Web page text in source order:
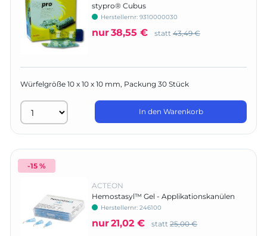
stypro® Cubus
Herstellernr: 9310000030
nur38,55 € statt 43,49 €
Würfelgröße 10 x 10 x 10 mm, Packung 30 Stück
In den Warenkorb
-15 %
ACTEON
Hemostasyl™ Gel - Applikationskanülen
Herstellernr: 246100
nur21,02 € statt 25,00 €